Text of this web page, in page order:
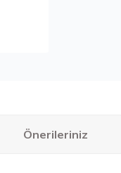
Önerileriniz